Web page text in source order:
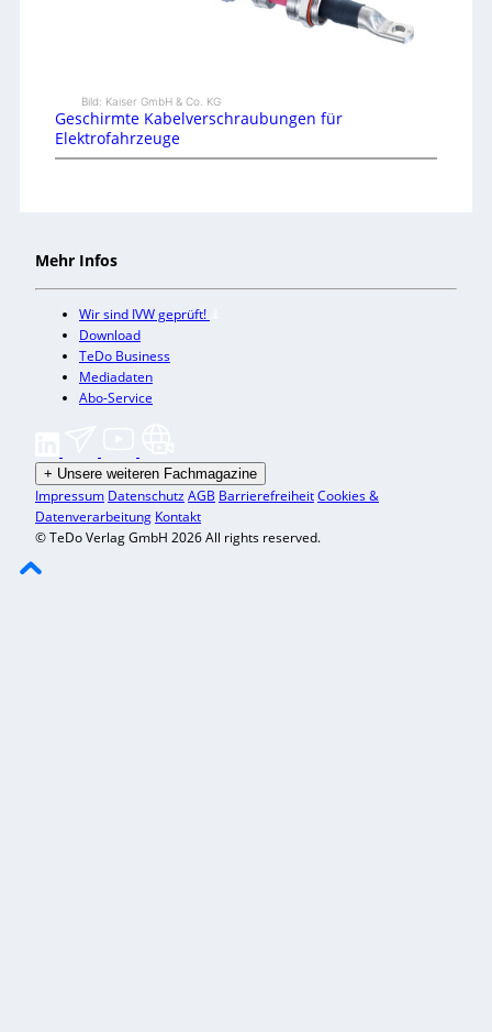
Bild: Kaiser GmbH & Co. KG
Geschirmte Kabelverschraubungen für
Elektrofahrzeuge
Mehr Infos
Wir sind IVW geprüft!
Download
TeDo Business
Mediadaten
Abo-Service
+ Unsere weiteren Fachmagazine
Impressum DatenschutzAGB BarrierefreiheitCookies &
Datenverarbeitung Kontakt
© TeDo Verlag GmbH 2026 All rights reserved.